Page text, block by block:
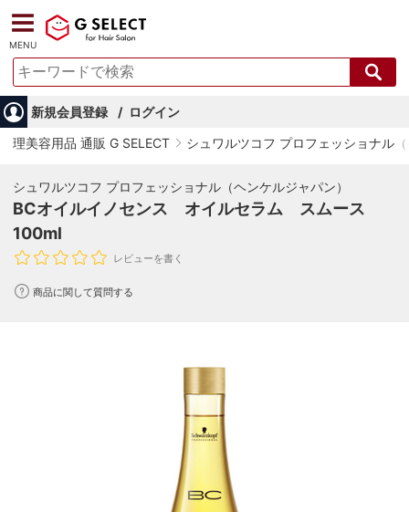
MENU
新規会員登録
ログイン
理美容用品 通販 G SELECT
シュワルツコフ プロフェッショナル
シュワルツコフ プロフェッショナル（ヘンケルジャパン）
BCオイルイノセンス オイルセラム スムース
100ml
レビューを書く
商品に関して質問する